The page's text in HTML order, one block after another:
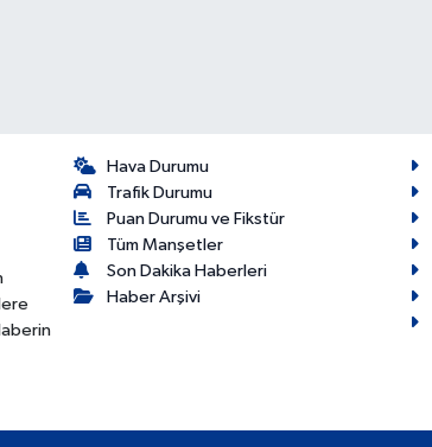
Hava Durumu
Trafik Durumu
Puan Durumu ve Fikstür
Tüm Manşetler
Son Dakika Haberleri
Haber Arşivi